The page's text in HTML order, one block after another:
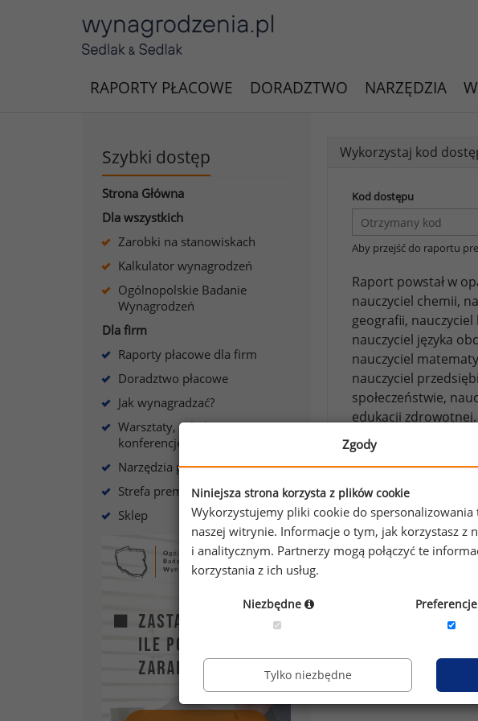
RAPORTY PŁACOWE DORADZTWO NARZĘDZIA
Szybki dostęp
Strona Główna
Dla wszystkich
Zarobki na stanowiskach
Kalkulator wynagrodzeń
Ogólnopolskie Badanie
Wynagrodzeń
Dla firm
Raporty płacowe dla firm
Doradztwo płacowe
Jak wynagradzać?
Warsztaty, szkolenia,
konferencje
Narzędzia płacowe
Strefa premium
Sklep
Wykorzystaj kod
Kod dostępu
Aby przejść do raportu
Raport powstał w
nauczyciel chemii,
geografii,
nauczyciel języka
nauczyciel
nauczyciel
społeczeństwie,
edukacji zdrowotnej.
Jeżeli posiadasz
sprawdzić raporty
Aby otrzymać
Zgody
Niniejsza strona korzysta z plików cookie
Wykorzystujemy pliki cookie do
naszej witrynie. Informacje o tym, jak korzystasz
i analitycznym. Partnerzy mogą połączyć te
korzystania z ich usług.
Niezbędne Preferencje
Tylko niezbędne